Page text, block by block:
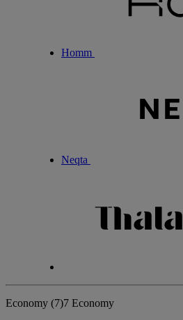
Homm
Neqta
Economy (7)7 Economy